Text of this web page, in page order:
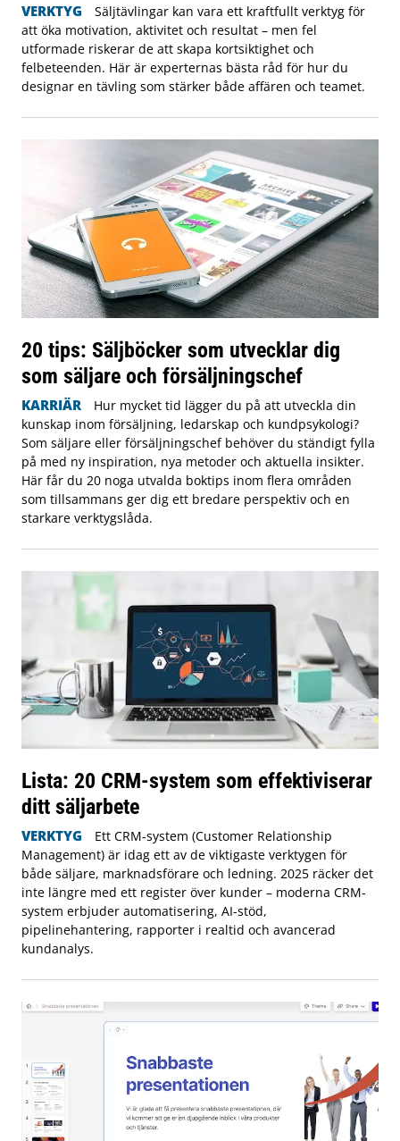
VERKTYG
Säljtävlingar kan vara ett kraftfullt verktyg för
att öka motivation, aktivitet och resultat – men fel
utformade riskerar de att skapa kortsiktighet och
felbeteenden. Här är experternas bästa råd för hur du
designar en tävling som stärker både affären och teamet.
20 tips: Säljböcker som utvecklar dig
som säljare och försäljningschef
KARRIÄR
Hur mycket tid lägger du på att utveckla din
kunskap inom försäljning, ledarskap och kundpsykologi?
Som säljare eller försäljningschef behöver du ständigt fylla
på med ny inspiration, nya metoder och aktuella insikter.
Här får du 20 noga utvalda boktips inom flera områden
som tillsammans ger dig ett bredare perspektiv och en
starkare verktygslåda.
Lista: 20 CRM-system som effektiviserar
ditt säljarbete
VERKTYG
Ett CRM-system (Customer Relationship
Management) är idag ett av de viktigaste verktygen för
både säljare, marknadsförare och ledning. 2025 räcker det
inte längre med ett register över kunder – moderna CRM-
system erbjuder automatisering, AI-stöd,
pipelinehantering, rapporter i realtid och avancerad
kundanalys.